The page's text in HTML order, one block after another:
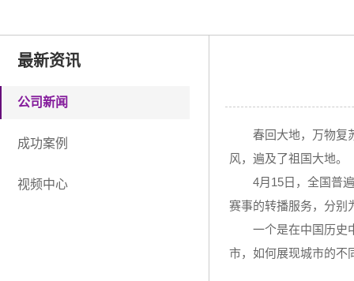
最新资讯
公司新闻
成功案例
视频中心
春回大地，万物复
风，遍及了祖国大地。
4月15日，全国普
赛事的转播服务，分别
一个是在中国历史
市，如何展现城市的不